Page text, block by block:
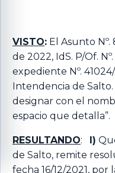
VISTO: El Asunto
de 2022, IdS. P/Of.
expediente Nº.
Intendencia de
designar con el
espacio que detalla”.
RESULTANDO: I)
de Salto, remite
fecha 16/12/2021,